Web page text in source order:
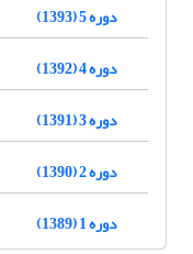
دوره 5 (1393)
دوره 4 (1392)
دوره 3 (1391)
دوره 2 (1390)
دوره 1 (1389)